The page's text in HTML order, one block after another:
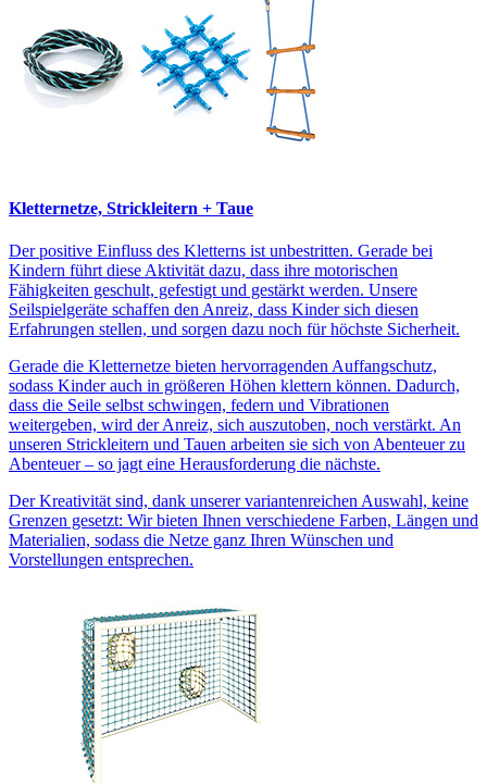
Kletternetze, Strickleitern + Taue
Der positive Einfluss des Kletterns ist unbestritten. Gerade bei
Kindern führt diese Aktivität dazu, dass ihre motorischen
Fähigkeiten geschult, gefestigt und gestärkt werden. Unsere
Seilspielgeräte schaffen den Anreiz, dass Kinder sich diesen
Erfahrungen stellen, und sorgen dazu noch für höchste Sicherheit.
Gerade die Kletternetze bieten hervorragenden Auffangschutz,
sodass Kinder auch in größeren Höhen klettern können. Dadurch,
dass die Seile selbst schwingen, federn und Vibrationen
weitergeben, wird der Anreiz, sich auszutoben, noch verstärkt. An
unseren Strickleitern und Tauen arbeiten sie sich von Abenteuer zu
Abenteuer – so jagt eine Herausforderung die nächste.
Der Kreativität sind, dank unserer variantenreichen Auswahl, keine
Grenzen gesetzt: Wir bieten Ihnen verschiedene Farben, Längen und
Materialien, sodass die Netze ganz Ihren Wünschen und
Vorstellungen entsprechen.